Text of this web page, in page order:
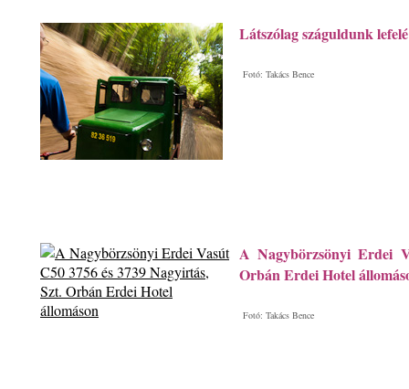
Látszólag száguldunk
Fotó: Takács Bence
A Nagybörzsönyi Erdei
Orbán Erdei Hotel
Fotó: Takács Bence